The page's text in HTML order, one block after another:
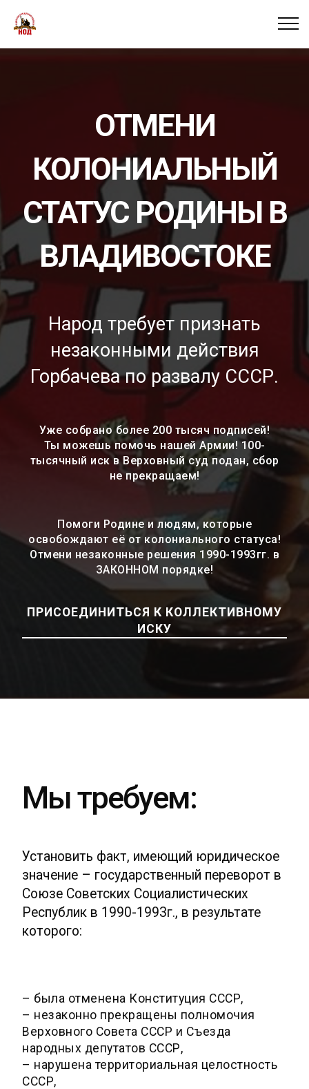
ОТМЕНИ
КОЛОНИАЛЬНЫЙ
СТАТУС РОДИНЫ В
ВЛАДИВОСТОКЕ
Народ требует признать
незаконными действия
Горбачева по развалу СССР.
Уже собрано более 200 тысяч подписей!
Ты можешь помочь нашей Армии! 100-
тысячный иск в Верховный суд подан, сбор
не прекращаем!
Помоги Родине и людям, которые
освобождают её от колониального статуса!
Отмени незаконные решения 1990-1993гг. в
ЗАКОННОМ порядке!
ПРИСОЕДИНИТЬСЯ К КОЛЛЕКТИВНОМУ
ИСКУ
Мы требуем:
Установить факт, имеющий юридическое
значение – государственный переворот в
Союзе Советских Социалистических
Республик в 1990-1993г., в результате
которого:
– была отменена Конституция СССР,
– незаконно прекращены полномочия
Верховного Совета СССР и Съезда
народных депутатов СССР,
– нарушена территориальная целостность
СССР,